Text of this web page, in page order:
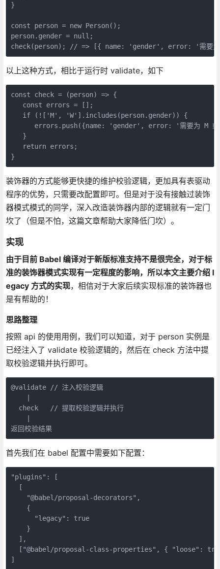
}
const person = new Person();
person.gender = null;
以上这种方式，相比于运行时 validate，如下
const check = (person) => {
   const errors = [];
   if (!['M', 'W'].includes(person.gender)) {
errors.push({name: 'gender', error: '需要为 M
   }
   return errors;
装饰器的方式能够更快捷的维护校验逻辑，更加具有表驱动
程序的优势，只需要改配置即可。但是对于没有接触过装饰
器模式模式的同学，深入改造装饰器内部的逻辑就有一定门
坎了（但是不怕，这篇文章帮助大家降低门坎）。
实现
由于目前 Babel 编译对于新版标准支持不是很完全，对于标
准的装饰器模式实现有一定程度的影响，所以本文主要介绍 l
egacy 方式的实现，相信对于大家后续实现标准的装饰器也
是有帮助的！
思路整理
按照 api 的使用用例，我们可以知道，对于 person 实例是
已经注入了 validate 校验逻辑的，然后在 check 方法中提
取校验逻辑并执行即可。
@validate // 注入校验逻辑
    |
  check   // 提取校验逻辑并执行
    |
首先我们在 babel 配置中需要如下配置：
"plugins": [
  [
    "@babel/proposal-decorators",
    {
      "legacy": true
    }
  ],
["@babel/proposal-class-properties", { "loose":